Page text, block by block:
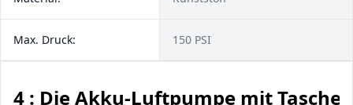
Max. Druck: 150 PSI
4 : Die Akku-Luftpumpe mit